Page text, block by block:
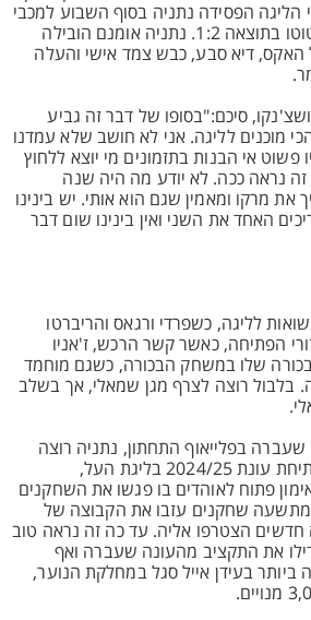
הליגה הפסידה נתניה בסוף השבוע למכבי
חיפה בחצי גמר גביע הטוטו בתוצאה 1:2. נתניה אומנם הובילה
האקס, דיא סבע, כבש צמד אישי והעלה
סיכם:"בסופו של דבר זה גביע
מוכנים לליגה. אני לא חושב שלא עמדנו
אי הבנות בתזמונים מי יוצא ללחוץ
זה נראה ככה. לא יודע מה היה שנה
מרקו ומאמין שגם הוא אותי. יש בינינו
האחד את השני ואין בינינו שום דבר
לליגה, כשפרדי ורגאס והריברטו
הפתיחה, כאשר קשר הרכש, ז'אניו
שלו במשחק הבכורה, כשגם מוחמד
בלבול רוצה לצרף מגן שמאלי, אך בשלב
בפלייאוף התחתון, נתניה רוצה
לחזור לצמרת. לקראת פתיחת עונת 2024/25 בליגת העל,
פתוח לאוהדים בו פגשו את השחקנים
מתשעה שחקנים עזבו את הקבוצה של
הצטרפו אליה. עד כה זה נראה טוב
את התקציב מהעונה שעברה ואף
ביותר בעידן אייל סגל במחלקת הנוער,